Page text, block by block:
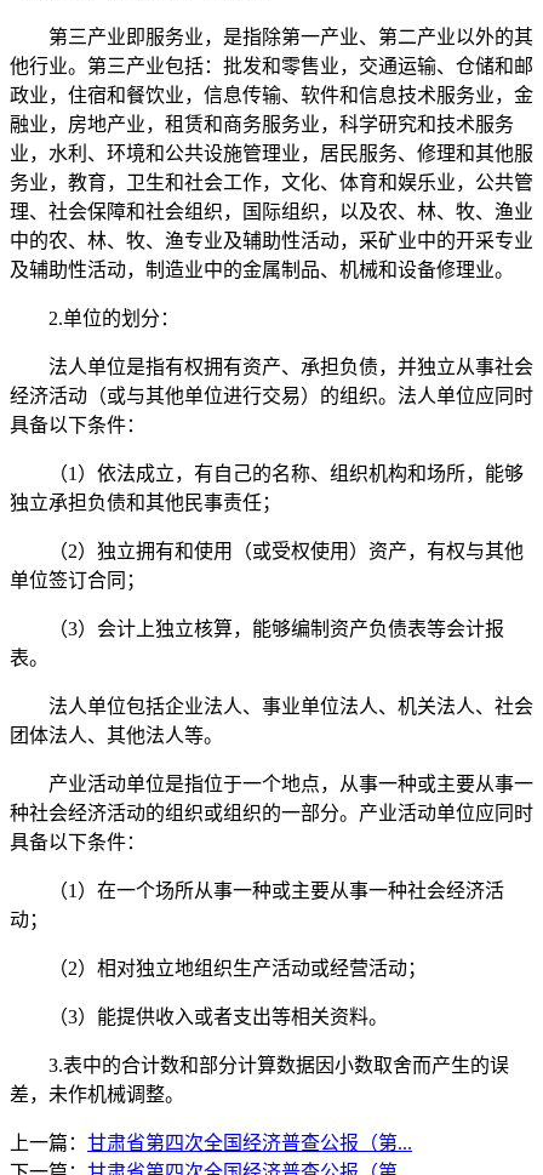
第三产业即服务业，是指除第一产业、第二产业以外的其
他行业。第三产业包括：批发和零售业，交通运输、仓储和邮
政业，住宿和餐饮业，信息传输、软件和信息技术服务业，金
融业，房地产业，租赁和商务服务业，科学研究和技术服务
业，水利、环境和公共设施管理业，居民服务、修理和其他服
务业，教育，卫生和社会工作，文化、体育和娱乐业，公共管
理、社会保障和社会组织，国际组织，以及农、林、牧、渔业
中的农、林、牧、渔专业及辅助性活动，采矿业中的开采专业
及辅助性活动，制造业中的金属制品、机械和设备修理业。
2.单位的划分：
法人单位是指有权拥有资产、承担负债，并独立从事社会
经济活动（或与其他单位进行交易）的组织。法人单位应同时
具备以下条件：
（1）依法成立，有自己的名称、组织机构和场所，能够
独立承担负债和其他民事责任；
（2）独立拥有和使用（或受权使用）资产，有权与其他
单位签订合同；
（3）会计上独立核算，能够编制资产负债表等会计报
表。
法人单位包括企业法人、事业单位法人、机关法人、社会
团体法人、其他法人等。
产业活动单位是指位于一个地点，从事一种或主要从事一
种社会经济活动的组织或组织的一部分。产业活动单位应同时
具备以下条件：
（1）在一个场所从事一种或主要从事一种社会经济活
动；
（2）相对独立地组织生产活动或经营活动；
（3）能提供收入或者支出等相关资料。
3.表中的合计数和部分计算数据因小数取舍而产生的误
差，未作机械调整。
上一篇： 甘肃省第四次全国经济普查公报（第...